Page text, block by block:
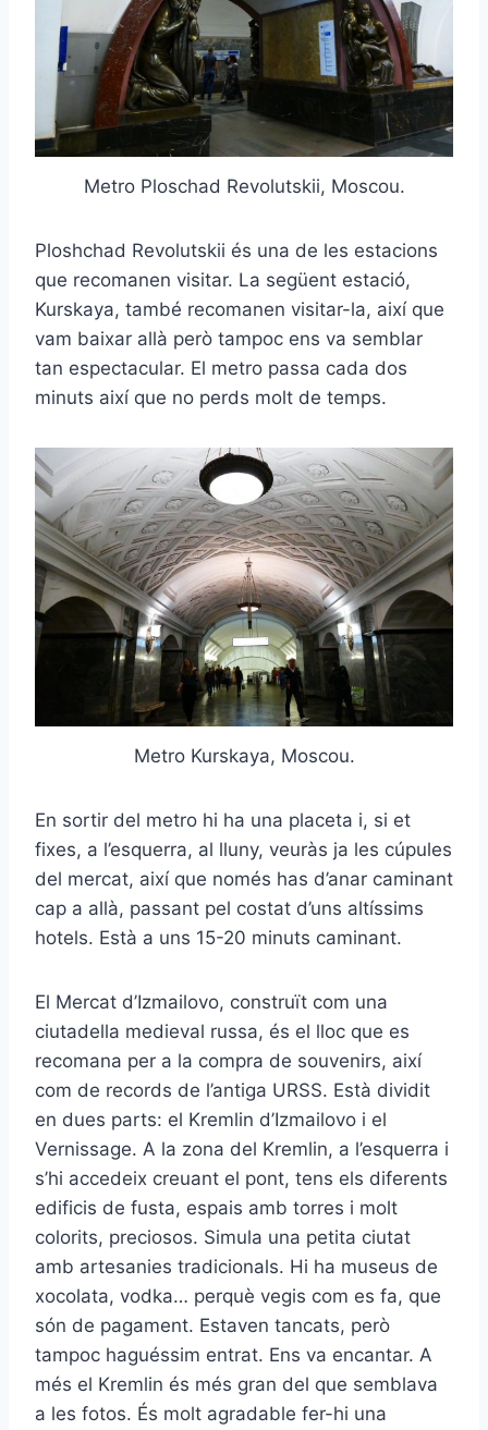
Metro Ploschad Revolutskii, Moscou.
Ploshchad Revolutskii és una de les estacions
que recomanen visitar. La següent estació,
Kurskaya, també recomanen visitar-la, així que
vam baixar allà però tampoc ens va semblar
tan espectacular. El metro passa cada dos
minuts així que no perds molt de temps.
Metro Kurskaya, Moscou.
En sortir del metro hi ha una placeta i, si et
fixes, a l’esquerra, al lluny, veuràs ja les cúpules
del mercat, així que només has d’anar caminant
cap a allà, passant pel costat d’uns altíssims
hotels. Està a uns 15-20 minuts caminant.
El Mercat d’Izmailovo, construït com una
ciutadella medieval russa, és el lloc que es
recomana per a la compra de souvenirs, així
com de records de l’antiga URSS. Està dividit
en dues parts: el Kremlin d’Izmailovo i el
Vernissage. A la zona del Kremlin, a l’esquerra i
s’hi accedeix creuant el pont, tens els diferents
edificis de fusta, espais amb torres i molt
colorits, preciosos. Simula una petita ciutat
amb artesanies tradicionals. Hi ha museus de
xocolata, vodka… perquè vegis com es fa, que
són de pagament. Estaven tancats, però
tampoc haguéssim entrat. Ens va encantar. A
més el Kremlin és més gran del que semblava
a les fotos. És molt agradable fer-hi una